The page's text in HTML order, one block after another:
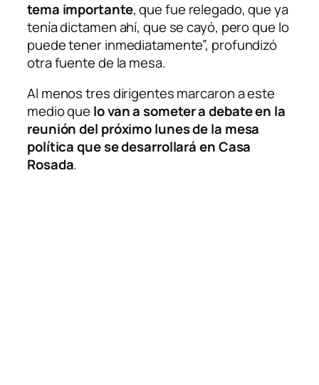
tema importante, que fue relegado, que ya
tenía dictamen ahí, que se cayó, pero que lo
puede tener inmediatamente”, profundizó
otra fuente de la mesa.
Al menos tres dirigentes marcaron a este
medio que lo van a someter a debate en la
reunión del próximo lunes de la mesa
política que se desarrollará en Casa
Rosada.